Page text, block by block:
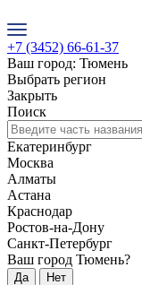
+7 (3452) 66-61-37
Ваш город: Тюмень
Выбрать регион
Закрыть
Поиск
Екатеринбург
Москва
Алматы
Астана
Краснодар
Ростов-на-Дону
Санкт-Петербург
Ваш город Тюмень?
Да Нет